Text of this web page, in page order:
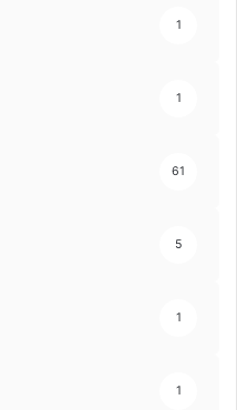
1
1
61
5
1
1